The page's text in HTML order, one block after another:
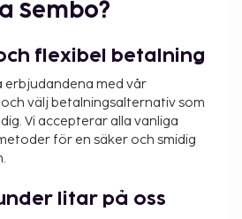
Sembo?
flexibel betalning
erbjudandena med vår
välj betalningsalternativ som
Vi accepterar alla vanliga
för en säker och smidig
litar på oss